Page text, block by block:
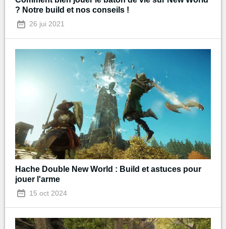
? Notre build et nos conseils !
26 jui 2021
Hache Double New World : Build et astuces pour
jouer l'arme
15 oct 2024